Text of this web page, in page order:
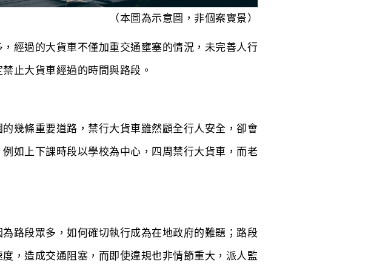
（本圖為示意圖，非個案實景）
經過的大貨車不僅加重交通壅塞的情況，未完善人行
止大貨車經過的時間與路段。
幾條重要道路，禁行大貨車雖然顧全行人安全，卻會
如上下課時段以學校為中心，四周禁行大貨車，而老
路段眾多，如何確切執行成為在地政府的難題；路段
，造成交通阻塞，而即使違規也非情節重大，派人監